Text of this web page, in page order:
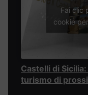
Fai clic
cookie
Castelli di
turismo di